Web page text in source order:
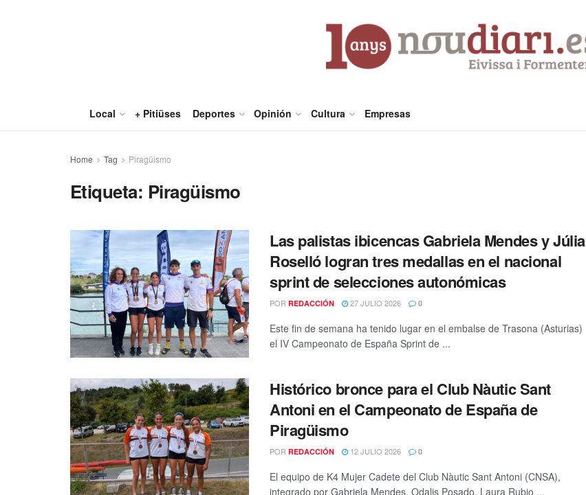
Local + Pitiüses Deportes Opinión Cultura Empresas
Home Tag Piragüismo
Etiqueta: Piragüismo
Las palistas ibicencas Gabriela Mendes y Júlia
Roselló logran tres medallas en el nacional
sprint de selecciones autonómicas
POR REDACCIÓN 27 JULIO 2026 0
Este fin de semana ha tenido lugar en el embalse de Trasona (Asturias)
el IV Campeonato de España Sprint de ...
Histórico bronce para el Club Nàutic Sant
Antoni en el Campeonato de España de
Piragüismo
POR REDACCIÓN 12 JULIO 2026 0
El equipo de K4 Mujer Cadete del Club Nàutic Sant Antoni (CNSA),
integrado por Gabriela Mendes, Odalis Posado, Laura Rubio ...